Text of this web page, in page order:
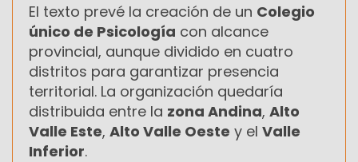
El texto prevé la creación de un Colegio
único de Psicología con alcance
provincial, aunque dividido en cuatro
distritos para garantizar presencia
territorial. La organización quedaría
distribuida entre la zona Andina, Alto
Valle Este, Alto Valle Oeste y el Valle
Inferior.